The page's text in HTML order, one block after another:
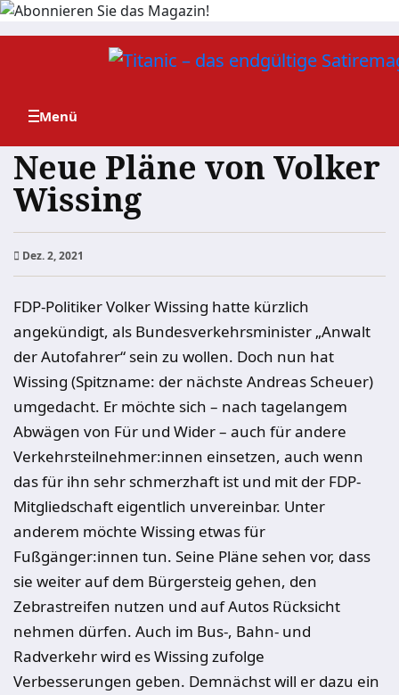
Zum
Neue Pläne von Volker
Wissing
Dez. 2, 2021
FDP-Politiker Volker Wissing hatte kürzlich
angekündigt, als Bundesverkehrsminister „Anwalt
der Autofahrer“ sein zu wollen. Doch nun hat
Wissing (Spitzname: der nächste Andreas Scheuer)
umgedacht. Er möchte sich – nach tagelangem
Abwägen von Für und Wider – auch für andere
Verkehrsteilnehmer:innen einsetzen, auch wenn
das für ihn sehr schmerzhaft ist und mit der FDP-
Mitgliedschaft eigentlich unvereinbar. Unter
anderem möchte Wissing etwas für
Fußgänger:innen tun. Seine Pläne sehen vor, dass
sie weiter auf dem Bürgersteig gehen, den
Zebrastreifen nutzen und auf Autos Rücksicht
nehmen dürfen. Auch im Bus-, Bahn- und
Radverkehr wird es Wissing zufolge
Verbesserungen geben. Demnächst will er dazu ein